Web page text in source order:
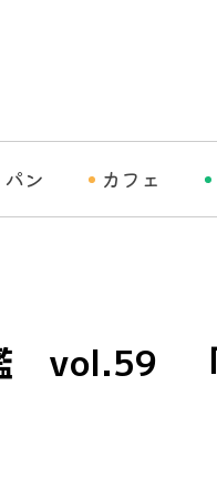
パン カフェ
vol.59 「